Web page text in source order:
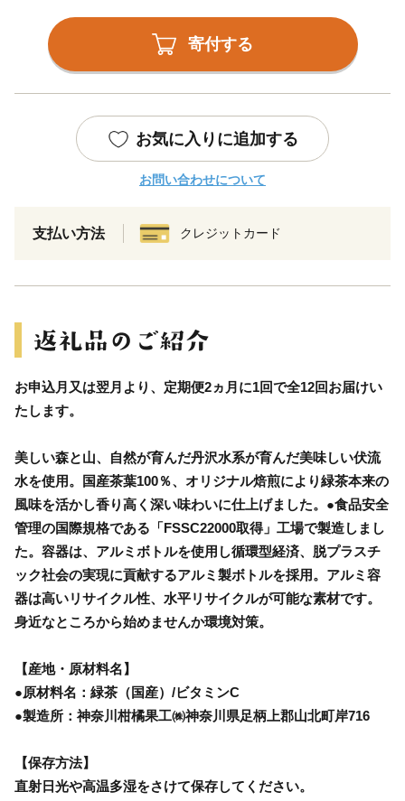
寄付する
お気に入りに追加する
お問い合わせについて
支払い方法 クレジットカード
お申込月又は翌月より、定期便2ヵ月に1回で全12回お届けい
たします。
美しい森と山、自然が育んだ丹沢水系が育んだ美味しい伏流
水を使用。国産茶葉100％、オリジナル焙煎により緑茶本来の
風味を活かし香り高く深い味わいに仕上げました。●食品安全
管理の国際規格である「FSSC22000取得」工場で製造しまし
た。容器は、アルミボトルを使用し循環型経済、脱プラスチ
ック社会の実現に貢献するアルミ製ボトルを採用。アルミ容
器は高いリサイクル性、水平リサイクルが可能な素材です。
身近なところから始めませんか環境対策。
【産地・原材料名】
●原材料名：緑茶（国産）/ビタミンC
●製造所：神奈川柑橘果工㈱神奈川県足柄上郡山北町岸716
【保存方法】
直射日光や高温多湿をさけて保存してください。